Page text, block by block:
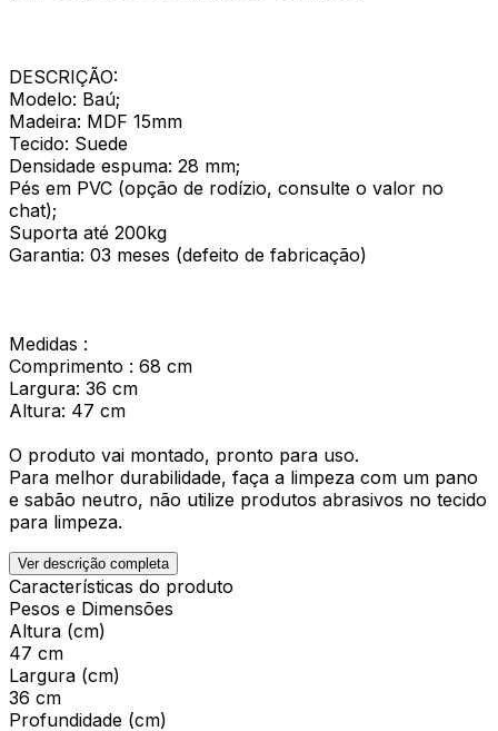
DESCRIÇÃO:
Modelo: Baú;
Madeira: MDF 15mm
Tecido: Suede
Densidade espuma: 28 mm;
Pés em PVC (opção de rodízio, consulte o valor no
chat);
Suporta até 200kg
Garantia: 03 meses (defeito de fabricação)
Medidas :
Comprimento : 68 cm
Largura: 36 cm
Altura: 47 cm
O produto vai montado, pronto para uso.
Para melhor durabilidade, faça a limpeza com um pano
e sabão neutro, não utilize produtos abrasivos no tecido
para limpeza.
Ver descrição completa
Características do produto
Pesos e Dimensões
Altura (cm)
47 cm
Largura (cm)
36 cm
Profundidade (cm)